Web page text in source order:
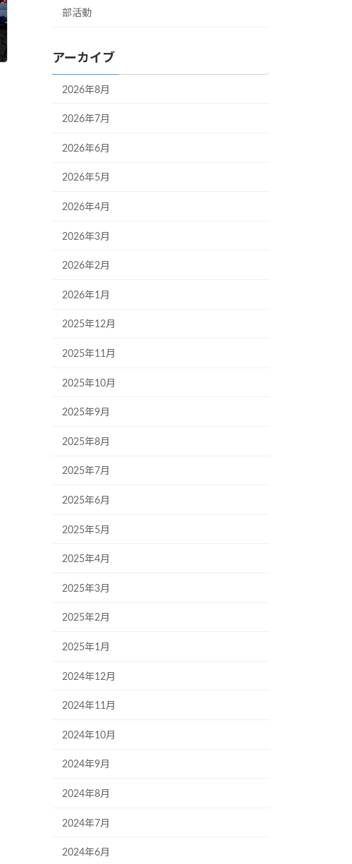
部活動
アーカイブ
2026年8月
2026年7月
2026年6月
2026年5月
2026年4月
2026年3月
2026年2月
2026年1月
2025年12月
2025年11月
2025年10月
2025年9月
2025年8月
2025年7月
2025年6月
2025年5月
2025年4月
2025年3月
2025年2月
2025年1月
2024年12月
2024年11月
2024年10月
2024年9月
2024年8月
2024年7月
2024年6月